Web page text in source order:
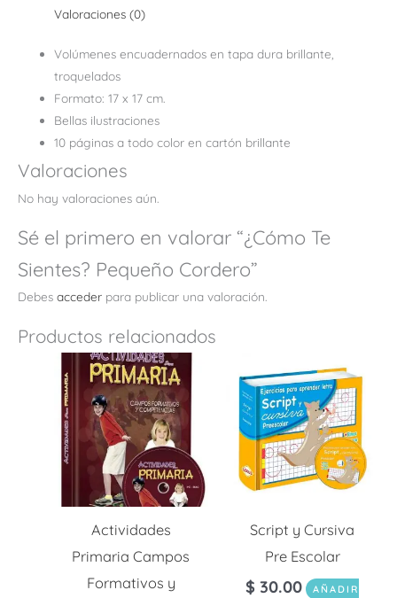
Valoraciones (0)
Volúmenes encuadernados en tapa dura brillante,
troquelados
Formato: 17 x 17 cm.
Bellas ilustraciones
10 páginas a todo color en cartón brillante
Valoraciones
No hay valoraciones aún.
Sé el primero en valorar “¿Cómo Te
Sientes? Pequeño Cordero”
Debes acceder para publicar una valoración.
Productos relacionados
Actividades
Primaria Campos
Formativos y
Script y Cursiva
Pre Escolar
$ 30.00
AÑADIR